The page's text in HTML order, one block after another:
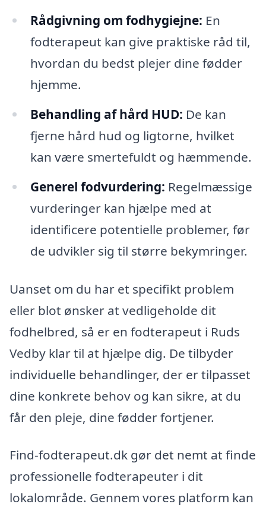
Rådgivning om fodhygiejne: En
fodterapeut kan give praktiske råd til,
hvordan du bedst plejer dine fødder
hjemme.
Behandling af hård HUD: De kan
fjerne hård hud og ligtorne, hvilket
kan være smertefuldt og hæmmende.
Generel fodvurdering: Regelmæssige
vurderinger kan hjælpe med at
identificere potentielle problemer, før
de udvikler sig til større bekymringer.
Uanset om du har et specifikt problem
eller blot ønsker at vedligeholde dit
fodhelbred, så er en fodterapeut i Ruds
Vedby klar til at hjælpe dig. De tilbyder
individuelle behandlinger, der er tilpasset
dine konkrete behov og kan sikre, at du
får den pleje, dine fødder fortjener.
Find-fodterapeut.dk gør det nemt at finde
professionelle fodterapeuter i dit
lokalområde. Gennem vores platform kan